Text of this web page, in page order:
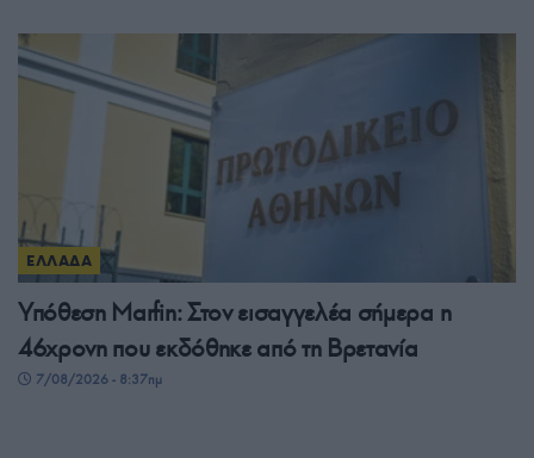
ΕΛΛΑΔΑ
Υπόθεση Marfin: Στον εισαγγελέα σήμερα η
46χρονη που εκδόθηκε από τη Βρετανία
7/08/2026 - 8:37πμ